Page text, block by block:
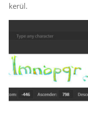
kerül.